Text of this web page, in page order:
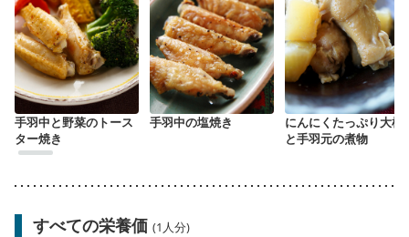
手羽中と野菜のトース
ター焼き
手羽中の塩焼き
にんにくたっぷり大根
と手羽元の煮物
すべての栄養価 (1人分)